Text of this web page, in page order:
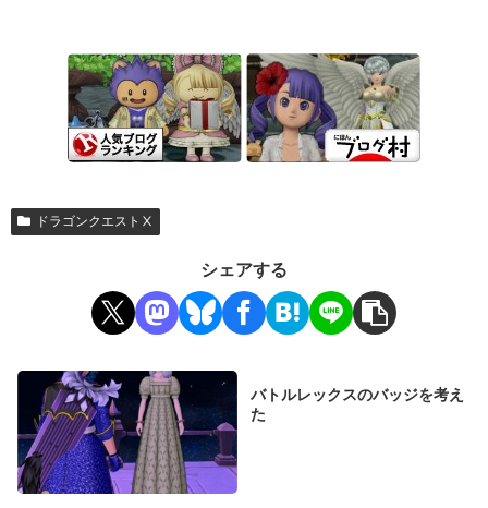
ドラゴンクエストⅩ
シェアする
バトルレックスのバッジを考え
た